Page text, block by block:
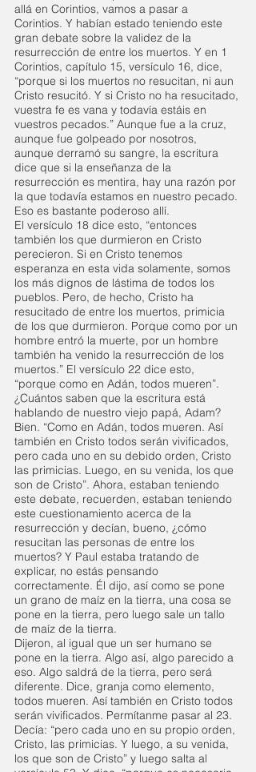
allá en Corintios, vamos a pasar a
Corintios. Y habían estado teniendo este
gran debate sobre la validez de la
resurrección de entre los muertos. Y en 1
Corintios, capítulo 15, versículo 16, dice,
“porque si los muertos no resucitan, ni aun
Cristo resucitó. Y si Cristo no ha resucitado,
vuestra fe es vana y todavía estáis en
vuestros pecados.” Aunque fue a la cruz,
aunque fue golpeado por nosotros,
aunque derramó su sangre, la escritura
dice que si la enseñanza de la
resurrección es mentira, hay una razón por
la que todavía estamos en nuestro pecado.
Eso es bastante poderoso allí.
El versículo 18 dice esto, “entonces
también los que durmieron en Cristo
perecieron. Si en Cristo tenemos
esperanza en esta vida solamente, somos
los más dignos de lástima de todos los
pueblos. Pero, de hecho, Cristo ha
resucitado de entre los muertos, primicia
de los que durmieron. Porque como por un
hombre entró la muerte, por un hombre
también ha venido la resurrección de los
muertos.” El versículo 22 dice esto,
“porque como en Adán, todos mueren”.
¿Cuántos saben que la escritura está
hablando de nuestro viejo papá, Adam?
Bien. “Como en Adán, todos mueren. Así
también en Cristo todos serán vivificados,
pero cada uno en su debido orden, Cristo
las primicias. Luego, en su venida, los que
son de Cristo”. Ahora, estaban teniendo
este debate, recuerden, estaban teniendo
este cuestionamiento acerca de la
resurrección y decían, bueno, ¿cómo
resucitan las personas de entre los
muertos? Y Paul estaba tratando de
explicar, no estás pensando
correctamente. Él dijo, así como se pone
un grano de maíz en la tierra, una cosa se
pone en la tierra, pero luego sale un tallo
de maíz de la tierra.
Dijeron, al igual que un ser humano se
pone en la tierra. Algo así, algo parecido a
eso. Algo saldrá de la tierra, pero será
diferente. Dice, granja como elemento,
todos mueren. Así también en Cristo todos
serán vivificados. Permítanme pasar al 23.
Decía: “pero cada uno en su propio orden,
Cristo, las primicias. Y luego, a su venida,
los que son de Cristo” y luego salta al